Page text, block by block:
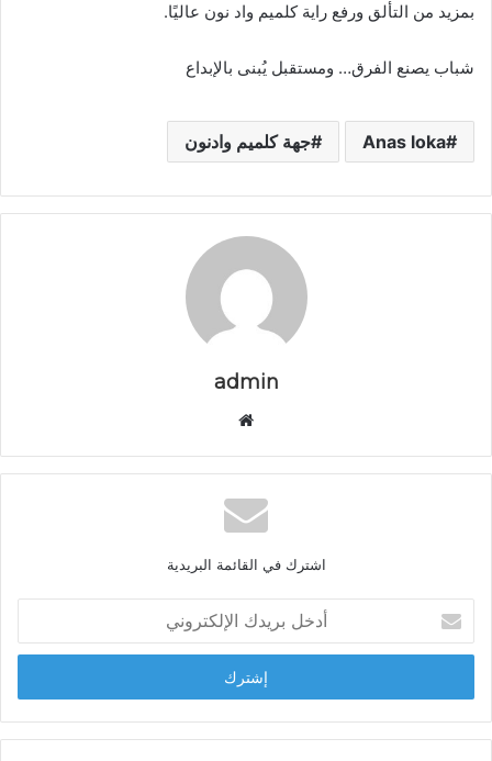
بمزيد من التألق ورفع راية كلميم واد نون عاليًا.
شباب يصنع الفرق… ومستقبل يُبنى بالإبداع
Anas loka جهة كلميم وادنون
admin
ق
ع
ا
ي
ب
اشترك في القائمة البريدية
خ
ب
ر